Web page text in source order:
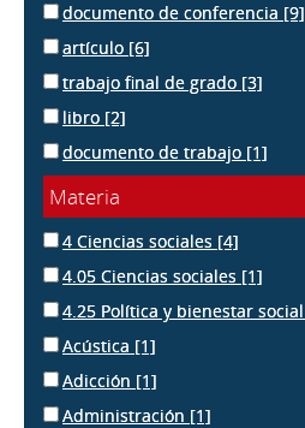
documento de conferencia [9]
artículo [6]
trabajo final de grado [3]
libro [2]
documento de trabajo [1]
Materia
4 Ciencias sociales [4]
4.05 Ciencias sociales [1]
4.25 Política y bienestar social
Acústica [1]
Adicción [1]
Administración [1]